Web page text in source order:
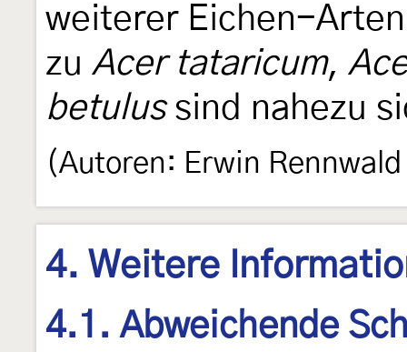
weiterer Eichen-
zu Acer tataricum,
betulussind nahezu
(Autoren: Erwin
4. Weitere
4.1. Abweichende